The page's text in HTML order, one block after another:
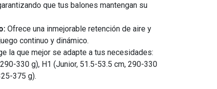
que tus balones mantengan su
Ofrece una inmejorable retención de aire y
continuo y dinámico.
la que mejor se adapte a tus necesidades:
330 g), H1 (Junior, 51.5-53.5 cm, 290-330
375 g).